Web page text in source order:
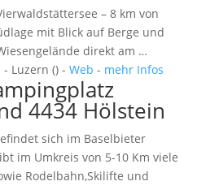
– 8 km von
mit Blick auf Berge und
direkt am …
Luzern () - Web - mehr Infos
4434 Hölstein
sich im Baselbieter
im Umkreis von 5-10 Km viele
Rodelbahn,Skilifte und